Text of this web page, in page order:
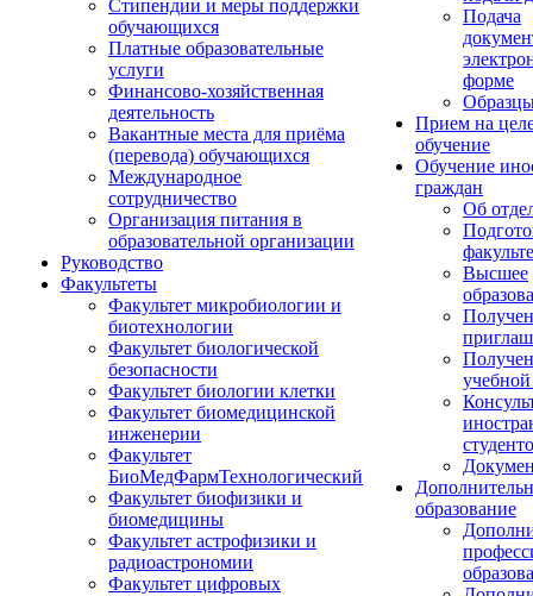
Стипендии и меры поддержки
обучающихся
Платные образовательные
услуги
Финансово-хозяйственная
деятельность
Вакантные места для приёма
(перевода) обучающихся
Международное
сотрудничество
Организация питания в
образовательной организации
Руководство
Факультеты
Факультет микробиологии и
биотехнологии
Факультет биологической
безопасности
Факультет биологии клетки
Факультет биомедицинской
инженерии
Факультет
БиоМедФармТехнологический
Факультет биофизики и
биомедицины
Факультет астрофизики и
радиоастрономии
Факультет цифровых
Подача
форме
Прием на
обучение
Обучение
граждан
Об
Высшее
образование